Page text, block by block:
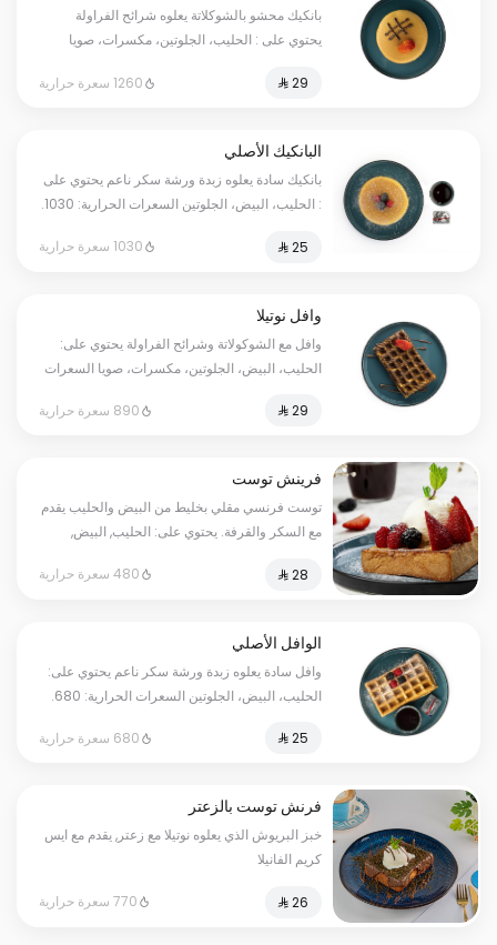
بانكيك محشو بالشوكلاتة يعلوه شرائح الفراولة
يحتوي على : الحليب، الجلوتين، مكسرات، صويا
على بعض الاختيارات.
1260 سعرة حرارية
البانكيك الأصلي
بانكيك سادة يعلوه زبدة ورشة سكر ناعم يحتوي على
: الحليب، البيض، الجلوتين السعرات الحرارية: 1030.
1030 سعرة حرارية
وافل نوتيلا
وافل مع الشوكولاتة وشرائح الفراولة يحتوي على:
الحليب، البيض، الجلوتين، مكسرات، صويا السعرات
الاختيارات.
890 سعرة حرارية
فرينش توست
توست فرنسي مقلي بخليط من البيض والحليب يقدم
مع السكر والقرفة. يحتوي على: الحليب, البيض,
مبلغ إضافي على بعض الاختيارات.480 سعرة حرارية
الوافل الأصلي
وافل سادة يعلوه زبدة ورشة سكر ناعم يحتوي على:
الحليب، البيض، الجلوتين السعرات الحرارية: 680.
680 سعرة حرارية
فرنش توست بالزعتر
خبز البريوش الذي يعلوه نوتيلا مع زعتر, يقدم مع ايس
كريم الفانيلا
770 سعرة حرارية